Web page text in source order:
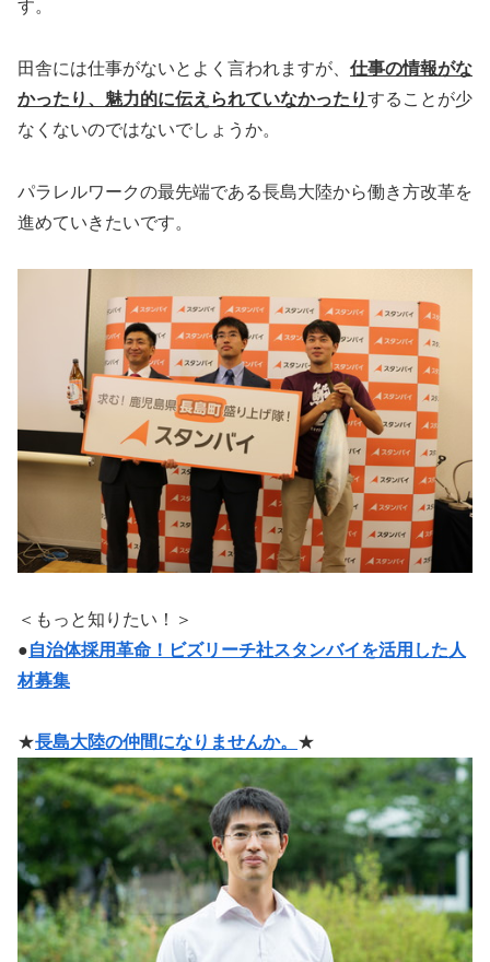
す。
田舎には仕事がないとよく言われますが、 仕事の情報がな
かったり、魅力的に伝えられていなかったりすることが少
なくないのではないでしょうか。
パラレルワークの最先端である長島大陸から働き方改革を
進めていきたいです。
＜もっと知りたい！＞
●自治体採用革命！ビズリーチ社スタンバイを活用した人
材募集
★長島大陸の仲間になりませんか。 ★